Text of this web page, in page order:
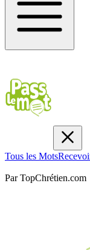
Tous les Mots
Par TopChrétien.com